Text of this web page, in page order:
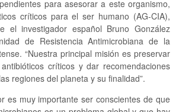
para asesorar a este organismo,
críticos para el ser humano (AG-CIA),
el investigador español Bruno González
de Resistencia Antimicrobiana de la
“Nuestra principal misión es preservar
críticos y dar recomendaciones
regiones del planeta y su finalidad”.
es muy importante ser conscientes de que